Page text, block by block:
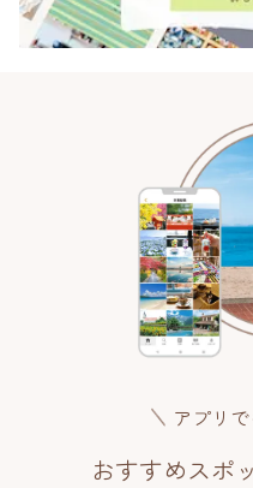
アプリ
おすすめスポ